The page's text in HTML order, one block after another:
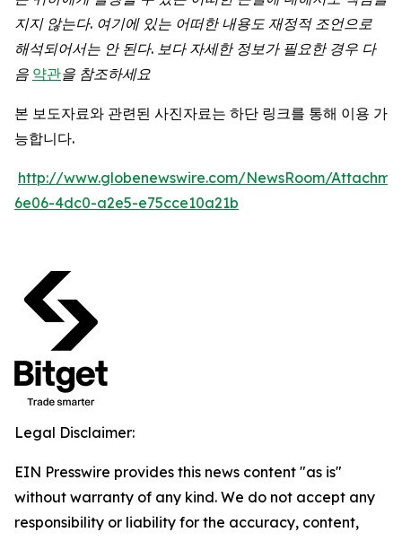
지지 않는다. 여기에 있는 어떠한 내용도 재정적 조언으로
해석되어서는 안 된다. 보다 자세한 정보가 필요한 경우 다
음 약관을 참조하세요
본 보도자료와 관련된 사진자료는 하단 링크를 통해 이용 가
능합니다.
http://www.globenewswire.com/NewsRoom/
6e06-4dc0-a2e5-e75cce10a21b
Legal Disclaimer:
EIN Presswire provides this news content "as is"
without warranty of any kind. We do not accept any
responsibility or liability for the accuracy, content,